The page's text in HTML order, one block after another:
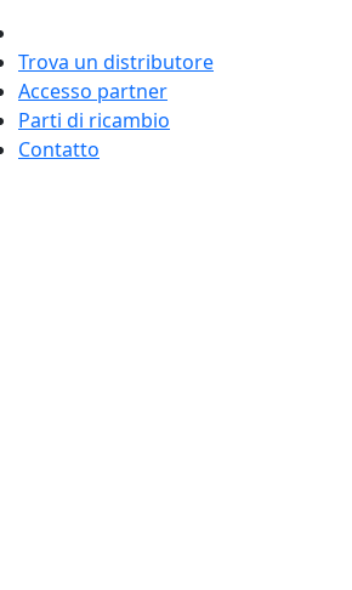
Trova un distributore
Accesso partner
Parti di ricambio
Contatto